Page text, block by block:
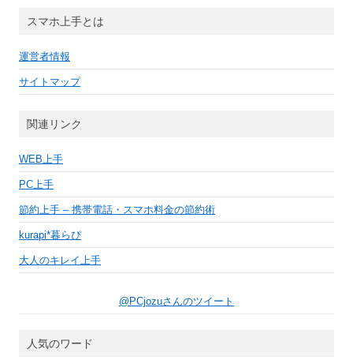
ブスマホ上手とは
運営者情報
サイトマップ
関連リンク
WEB上手
PC上手
節約上手 – 携帯電話・スマホ料金の節約術
kurapi*暮らぴ
大人のキレイ上手
@PCjozuさんのツイート
人気のワード